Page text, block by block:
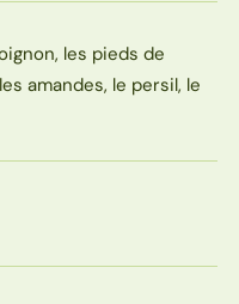
les pieds de
amandes, le persil, le